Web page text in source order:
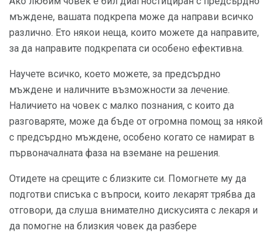
мъждене, вашата подкрепа може да направи всичко
различно. Ето някои неща, които можете да направите,
за да направите подкрепата си особено ефективна.
Научете всичко, което можете, за предсърдно
мъждене и наличните възможности за лечение.
Наличието на човек с малко познания, с които да
разговаряте, може да бъде от огромна помощ за някой
с предсърдно мъждене, особено когато се намират в
първоначалната фаза на вземане на решения.
Отидете на срещите с близките си. Помогнете му да
подготви списъка с въпроси, които лекарят трябва да
отговори, да слуша внимателно дискусията с лекаря и
да помогне на близкия човек да разбере